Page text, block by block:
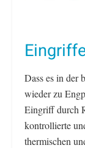
Dass es in der
wieder zu
Eingriff durch
kontrollierte
thermischen